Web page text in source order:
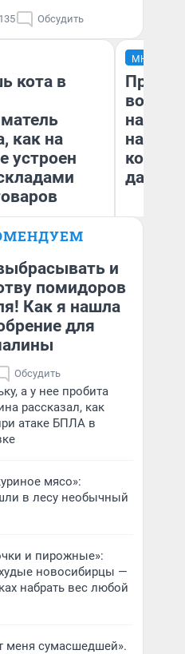
Обсудить
кота в
как на
устроен
Шорохова
МНЕНИЕ
нам
даже
и
помидоров
Как я нашла
для
Обсудить
а у нее пробита
рассказал, как
атаке БПЛА в
мясо»:
в лесу необычный
и пирожные»:
новосибирцы —
набрать вес любой
меня сумасшедшей».